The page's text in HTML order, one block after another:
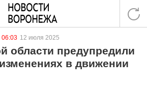
06:03 12 июля 2025
области предупредили
в движении